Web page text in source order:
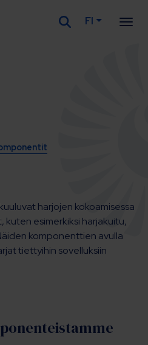
FI
harjojen kokoamisessa
kuten esimerkiksi harjakuitu,
komponenttien avulla
tiettyihin sovelluksiin